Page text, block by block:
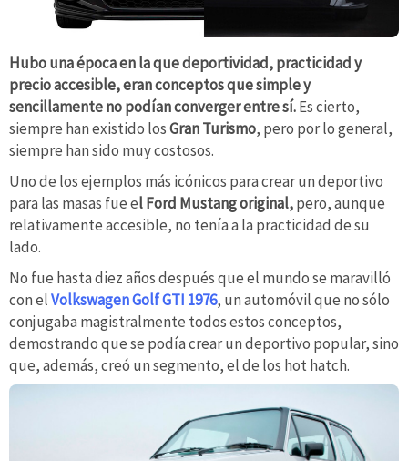
Hubo una época en la que deportividad, practicidad y
precio accesible, eran conceptos que simple y
sencillamente no podían converger entre sí.Es cierto,
siempre han existido losGran Turismo, pero por lo general,
siempre han sido muy costosos.
Uno de los ejemplos más icónicos para crear un deportivo
para las masas fue el Ford Mustang original,pero, aunque
relativamente accesible, no tenía a la practicidad de su
lado.
No fue hasta diez años después que el mundo se maravilló
con elVolkswagen Golf GTI 1976, un automóvil que no sólo
conjugaba magistralmente todos estos conceptos,
demostrando que se podía crear un deportivo popular, sino
que, además, creó un segmento, el de los hot hatch.